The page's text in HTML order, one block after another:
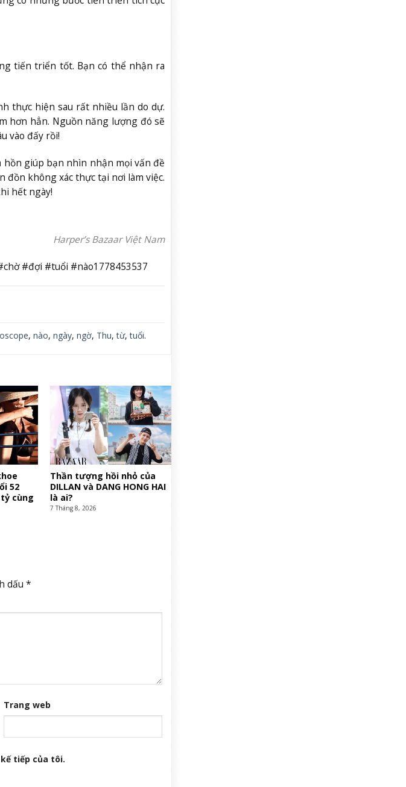
tiến triển tốt. Bạn có thể nhận ra
thực hiện sau rất nhiều lần do dự.
hơn hẳn. Nguồn năng lượng đó sẽ
vào đấy rồi!
giúp bạn nhìn nhận mọi vấn đề
đồn không xác thực tại nơi làm việc.
hết ngày!
Harper’s Bazaar Việt Nam
#đợi #tuổi #nào1778453537
, nào, ngày, ngờ, Thu,từ,tuổi.
52
cùng
Thần tượng hồi nhỏ của
DILLAN và DANG HONG HAI
là ai?
7 Tháng 8, 2026
dấu *
Trang web
tiếp của tôi.